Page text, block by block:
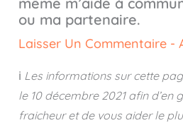
ou ma partenaire.
Laisser Un Commentaire -
ℹ️ Les informations sur cette
le 10 décembre 2021afin d’en
fraicheur et de vous aider le